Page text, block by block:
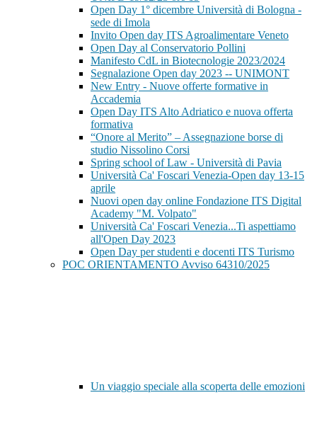
Open Day 1° dicembre Università di Bologna -
sede di Imola
Invito Open day ITS Agroalimentare Veneto
Open Day al Conservatorio Pollini
Manifesto CdL in Biotecnologie 2023/2024
Segnalazione Open day 2023 -- UNIMONT
New Entry - Nuove offerte formative in
Accademia
Open Day ITS Alto Adriatico e nuova offerta
formativa
“Onore al Merito” – Assegnazione borse di
studio Nissolino Corsi
Spring school of Law - Università di Pavia
Università Ca' Foscari Venezia-Open day 13-15
aprile
Nuovi open day online Fondazione ITS Digital
Academy "M. Volpato"
Università Ca' Foscari Venezia...Ti aspettiamo
all'Open Day 2023
Open Day per studenti e docenti ITS Turismo
POC ORIENTAMENTO Avviso 64310/2025
Un viaggio speciale alla scoperta delle emozioni